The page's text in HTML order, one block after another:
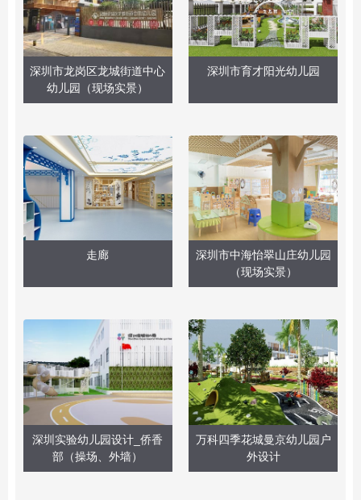
深圳市龙岗区龙城街道中心
幼儿园（现场实景）
深圳市育才阳光幼儿园
走廊
深圳市中海怡翠山庄幼儿园
（现场实景）
深圳实验幼儿园设计_侨香
部（操场、外墙）
万科四季花城曼京幼儿园户
外设计